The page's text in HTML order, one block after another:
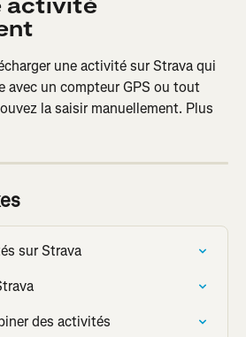
activité
une activité sur Strava qui
avec un compteur GPS ou tout
la saisir manuellement. Plus
sur Strava
des activités